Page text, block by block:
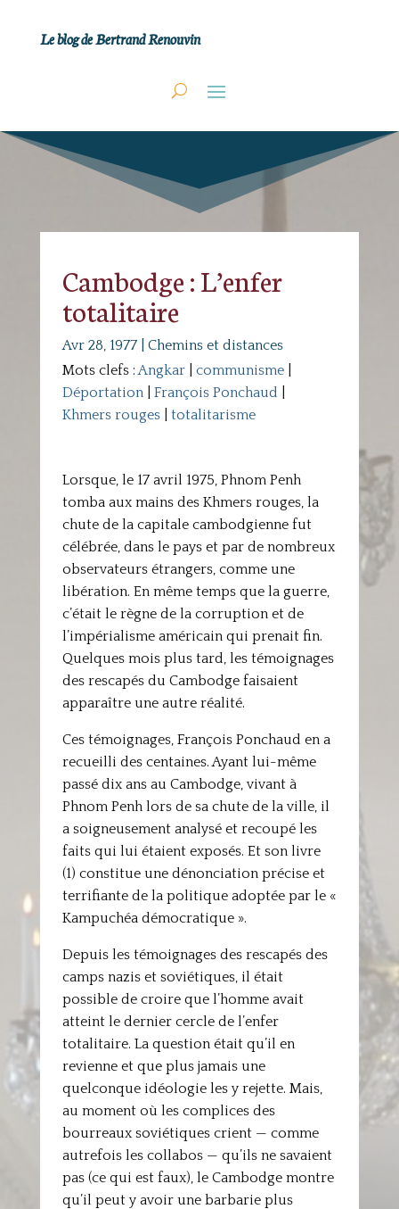
Le blog de Bertrand Renouvin
Cambodge : L’enfer
totalitaire
Avr 28, 1977| Chemins et distances
Mots clefs :Angkar| communisme|
Déportation| François Ponchaud
Khmers rouges| totalitarisme
Lorsque, le 17 avril 1975, Phnom Penh
tomba aux mains des Khmers rouges, la
chute de la capitale cambodgienne fut
célébrée, dans le pays et par de nombreux
observateurs étrangers, comme une
libération. En même temps que la guerre,
c’était le règne de la corruption et de
l’impérialisme américain qui prenait fin.
Quelques mois plus tard, les témoignages
des rescapés du Cambodge faisaient
apparaître une autre réalité.
Ces témoignages, François Ponchaud en a
recueilli des centaines. Ayant lui-même
passé dix ans au Cambodge, vivant à
Phnom Penh lors de sa chute de la ville, il
a soigneusement analysé et recoupé les
faits qui lui étaient exposés. Et son livre
(1) constitue une dénonciation précise et
terrifiante de la politique adoptée par le «
Kampuchéa démocratique ».
Depuis les témoignages des rescapés des
camps nazis et soviétiques, il était
possible de croire que l’homme avait
atteint le dernier cercle de l’enfer
totalitaire. La question était qu’il en
revienne et que plus jamais une
quelconque idéologie les y rejette. Mais,
au moment où les complices des
bourreaux soviétiques crient — comme
autrefois les collabos — qu’ils ne savaient
pas (ce qui est faux), le Cambodge montre
qu’il peut y avoir une barbarie plus